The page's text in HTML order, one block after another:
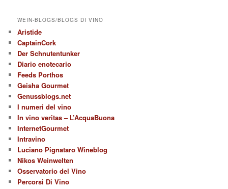
WEIN-BLOGS/BLOGS DI VINO
Aristide
CaptainCork
Der Schnutentunker
Diario enotecario
Feeds Porthos
Geisha Gourmet
Genussblogs.net
I numeri del vino
In vino veritas – L’AcquaBuona
InternetGourmet
Intravino
Luciano Pignataro Wineblog
Nikos Weinwelten
Osservatorio del Vino
Percorsi Di Vino